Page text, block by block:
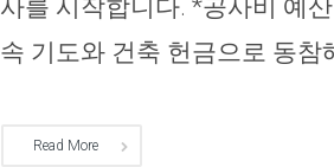
사를 시작합니다. *공사비 예
속 기도와 건축 헌금으로 동참
Read More